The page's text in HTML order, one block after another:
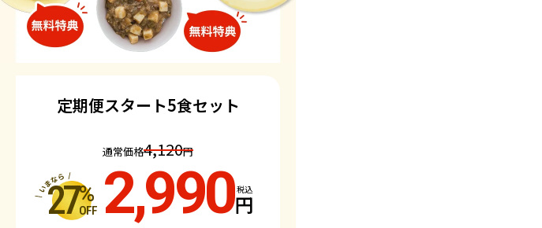
定期便スタート5食セット
27%
OFF
通常価格4,120円
2,990税込
円